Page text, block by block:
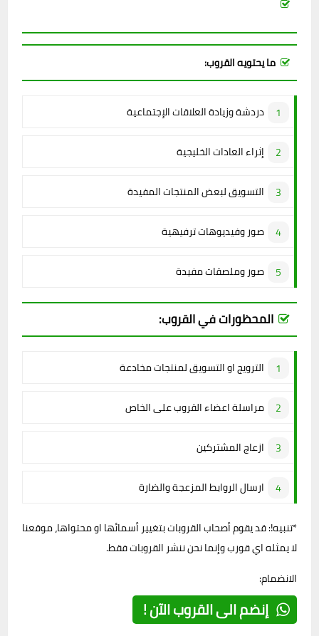
ما يحتويه القروب:
دردشة وزيادة العلاقات الإجتماعية
إثراء العادات الخليجية
التسويق لبعض المنتجات المفيدة
صور وفيديوهات ترفيهية
صور وملصقات مفيدة
المحظورات في القروب:
الترويج او التسويق لمنتجات مخادعة
مراسلة اعضاء القروب على الخاص
ازعاج المشتركين
ارسال الروابط المزعجة والضارة
*تنبيه!: قد يقوم أصحاب القروبات بتغيير أسمائها او محتواها، موقعنا
لا يمثله اي قورب وإنما نحن ننشر القروبات فقط.
الانضمام:
إنضم الى القروب الآن !